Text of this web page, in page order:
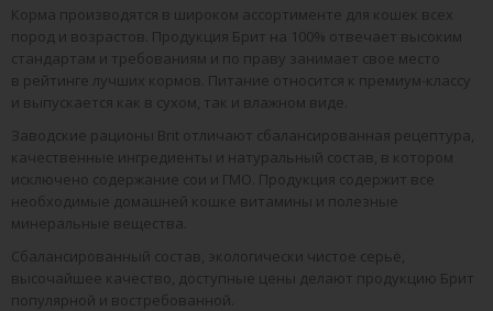
Корма производятся в широком ассортименте для кошек всех
пород и возрастов. Продукция Брит на 100% отвечает высоким
стандартам и требованиям и по праву занимает свое место
в рейтинге лучших кормов. Питание относится к премиум-классу
и выпускается как в сухом, так и влажном виде.
Заводские рационы Brit отличают сбалансированная рецептура,
качественные ингредиенты и натуральный состав, в котором
исключено содержание сои и ГМО. Продукция содержит все
необходимые домашней кошке витамины и полезные
минеральные вещества.
Сбалансированный состав, экологически чистое серьё,
высочайшее качество, доступные цены делают продукцию Брит
популярной и востребованной.